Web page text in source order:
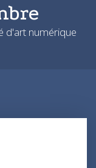
d'art numérique